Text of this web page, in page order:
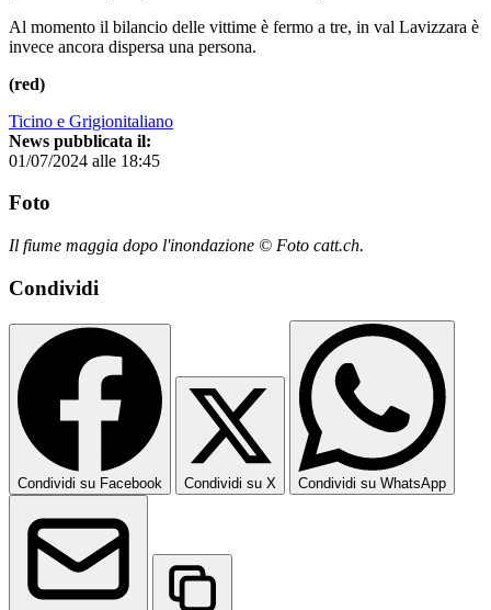
Al momento il bilancio delle vittime è fermo a tre, in val Lavizzara è
invece ancora dispersa una persona.
(red)
Ticino e Grigionitaliano
News pubblicata il:
01/07/2024 alle 18:45
Foto
Il fiume maggia dopo l'inondazione © Foto catt.ch.
Condividi
Condividi su Facebook Condividi su X Condividi su WhatsApp